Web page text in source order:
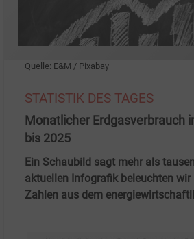
Quelle: E&M / Pixabay
STATISTIK DES TAGES
Monatlicher Erdgasverbrauch
bis 2025
Ein Schaubild sagt mehr als
aktuellen Infografik beleuchten
Zahlen aus dem